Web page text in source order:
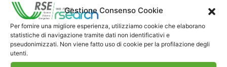
Gestione Consenso Cookie
Per fornire una migliore esperienza, utilizziamo cookie che elaborano
statistiche di navigazione tramite dati non identificativi e
pseudonimizzati. Non viene fatto uso di cookie per la profilazione degli
utenti.
microgrid strutture di tipo gerarchico con
controllori centrali che stabiliscano i riferimenti
di controllori locali appaiono realizzabili in tempi
più prossimi. In questo senso il Capitolo 2
richiama alcuni concetti generali sulla struttura